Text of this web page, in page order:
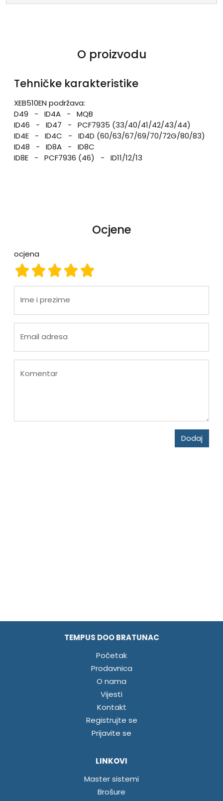
O proizvodu
Tehničke karakteristike
XEB510EN podržava:
D49 - ID4A - MQB
ID46 - ID47 - PCF7935 (33/40/41/42/43/44)
ID4E - ID4C - ID4D (60/63/67/69/70/72G/80/83)
ID48 - ID8A - ID8C
ID8E - PCF7936 (46) - ID11/12/13
Ocjene
ocjena
ocjena 5
ocjena 4
ocjena 3
ocjena 2
ocjena 1
Ime i prezime
Email adresa
Komentar
Dodaj
TEMPUS DOO BRATUNAC
Početak
Prodavnica
O nama
Vijesti
Kontakt
Registrujte se
Prijavite se
LINKOVI
Master sistemi
Brošure